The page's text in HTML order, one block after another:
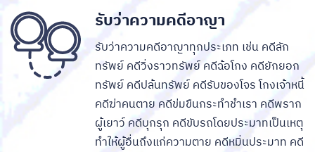
รับว่าความคดีอาญา
รับว่าความคดีอาญาทุกประเภท เช่น คดีลัก
ทรัพย์ คดีวิ่งราวทรัพย์ คดีฉ้อโกง คดียักยอก
ทรัพย์ คดีปล้นทรัพย์ คดีรับของโจร โกงเจ้าหนี้
คดีฆ่าคนตาย คดีข่มขืนกระทำชำเรา คดีพราก
ผู้เยาว์ คดีบุกรุก คดีขับรถโดยประมาทเป็นเหตุ
ทำให้ผู้อื่นถึงแก่ความตาย คดีหมิ่นประมาท คดี